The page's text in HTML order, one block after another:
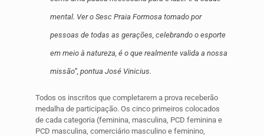
mental. Ver o Sesc Praia Formosa tomado por
pessoas de todas as gerações, celebrando o esporte
em meio à natureza, é o que realmente valida a nossa
missão”, pontua José Vinicius.
Todos os inscritos que completarem a prova receberão
medalha de participação. Os cinco primeiros colocados
de cada categoria (feminina, masculina, PCD feminina e
PCD masculina, comerciário masculino e feminino,